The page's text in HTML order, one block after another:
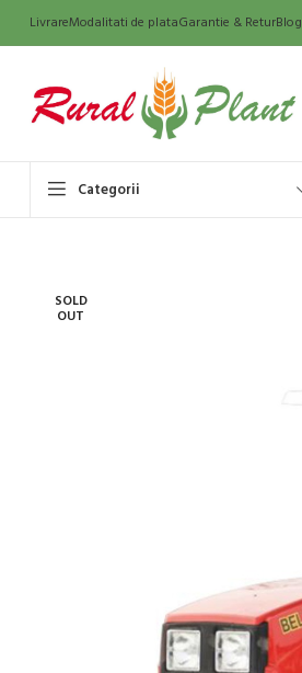
LivrareModalitati de plataGarantie & ReturBlog
Categorii
SOLD
OUT